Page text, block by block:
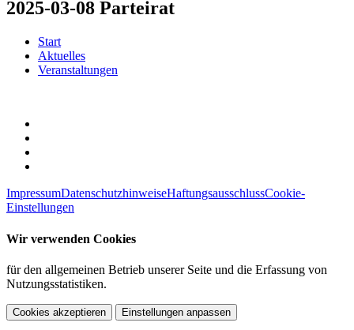
2025-03-08 Parteirat
Start
Aktuelles
Veranstaltungen
ImpressumDatenschutzhinweiseHaftungsausschlussCookie-
Einstellungen
Wir verwenden Cookies
für den allgemeinen Betrieb unserer Seite und die Erfassung von
Nutzungsstatistiken.
Cookies akzeptieren Einstellungen anpassen